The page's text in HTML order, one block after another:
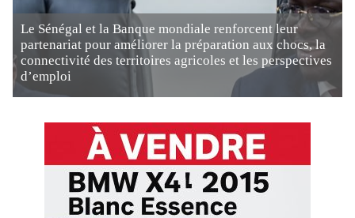
Le Sénégal et la Banque mondiale renforcent leur
partenariat pour améliorer la préparation aux chocs, la
connectivité des territoires agricoles et les perspectives
d’emploi